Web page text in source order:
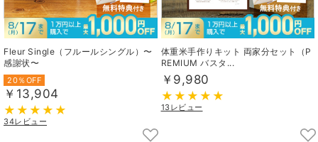
Fleur Single（フルールシングル）〜
感謝状〜
20％OFF
￥13,904
34レビュー
体重米手作りキット 両家分セット（P
REMIUM バスタ...
￥9,980
13レビュー